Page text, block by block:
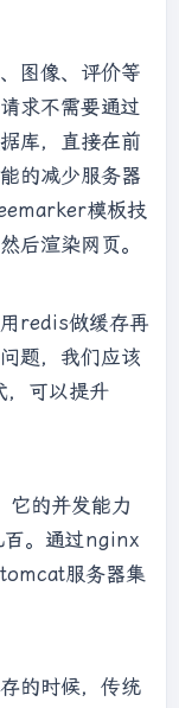
图像、评价等
求不需要通过
库，直接在前
的减少服务器
模板技
后渲染网页。
redis做缓存再
题，我们应该
，可以提升
它的并发能力
百。通过nginx
服务器集
的时候，传统